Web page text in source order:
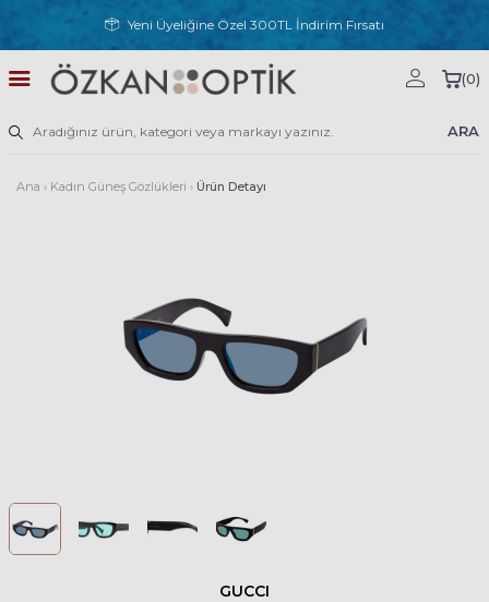
Yeni Üyeliğine Özel 300TL İndirim Fırsatı
ARA
(0)
Ana › Kadın Güneş Gözlükleri › Ürün Detayı
GUCCI